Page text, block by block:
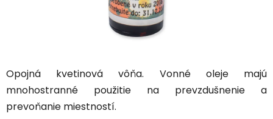
Opojná kvetinová vôňa. Vonné oleje majú
mnohostranné použitie na prevzdušnenie a
prevoňanie miestností.